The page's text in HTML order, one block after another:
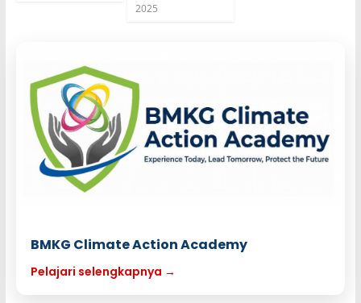
2025
BMKG Climate Action Academy
Pelajari selengkapnya →